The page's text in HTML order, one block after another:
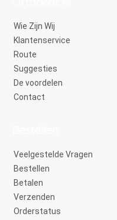
Wie Zijn Wij
Klantenservice
Route
Suggesties
De voordelen
Contact
Veelgestelde Vragen
Bestellen
Betalen
Verzenden
Orderstatus